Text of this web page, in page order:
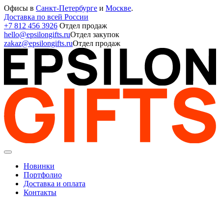
Офисы в Санкт-Петербурге и Москве.
Доставка по всей России
+7 812 456 3926 Отдел продаж
hello@epsilongifts.ruОтдел закупок
zakaz@epsilongifts.ruОтдел продаж
Новинки
Портфолио
Доставка и оплата
Контакты